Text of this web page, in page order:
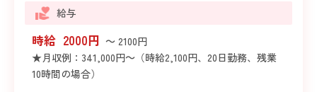
給与
時給 2000円 ～ 2100円
★月収例：341,000円～（時給2,100円、20日勤務、残業
10時間の場合）